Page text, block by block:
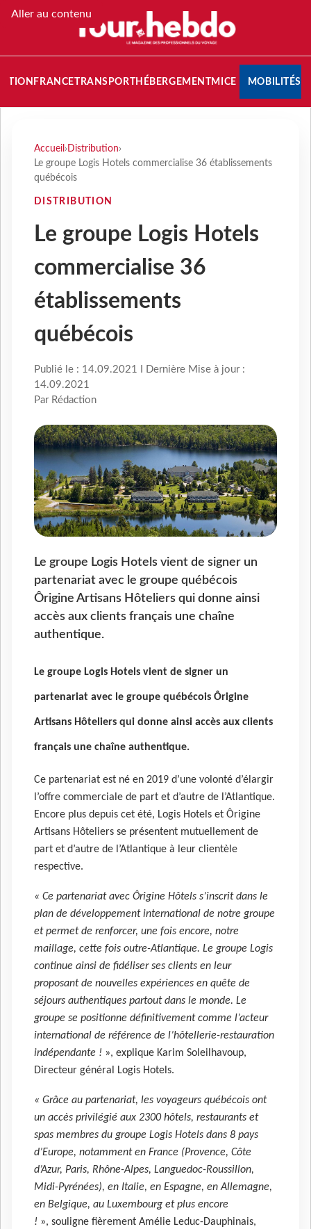
Aller au contenu
FRANCETRANSPORT HÉBERGEMENTMICE MOBILITÉS
Accueil › Distribution›
Le groupe Logis Hotels commercialise 36 établissements
québécois
DISTRIBUTION
Le groupe Logis Hotels
commercialise 36
établissements
québécois
Publié le : 14.09.2021 I Dernière Mise à jour :
14.09.2021
Par Rédaction
Le groupe Logis Hotels vient de signer un
partenariat avec le groupe québécois
Ôrigine Artisans Hôteliers qui donne ainsi
accès aux clients français une chaîne
authentique.
Le groupe Logis Hotels vient de signer un
partenariat avec le groupe québécois Ôrigine
Artisans Hôteliers qui donne ainsi accès aux clients
français une chaîne authentique.
Ce partenariat est né en 2019 d’une volonté d’élargir
l’offre commerciale de part et d’autre de l’Atlantique.
Encore plus depuis cet été, Logis Hotels et Ôrigine
Artisans Hôteliers se présentent mutuellement de
part et d’autre de l’Atlantique à leur clientèle
respective.
« Ce partenariat avec Ôrigine Hôtels s’inscrit dans le
plan de développement international de notre groupe
et permet de renforcer, une fois encore, notre
maillage, cette fois outre-Atlantique. Le groupe Logis
continue ainsi de fidéliser ses clients en leur
proposant de nouvelles expériences en quête de
séjours authentiques partout dans le monde. Le
groupe se positionne définitivement comme l’acteur
international de référence de l’hôtellerie-restauration
indépendante ! », explique Karim Soleilhavoup,
Directeur général Logis Hotels.
« Grâce au partenariat, les voyageurs québécois ont
un accès privilégié aux 2300 hôtels, restaurants et
spas membres du groupe Logis Hotels dans 8 pays
d’Europe, notamment en France (Provence, Côte
d’Azur, Paris, Rhône-Alpes, Languedoc-Roussillon,
Midi-Pyrénées), en Italie, en Espagne, en Allemagne,
en Belgique, au Luxembourg et plus encore
! », souligne fièrement Amélie Leduc-Dauphinais,